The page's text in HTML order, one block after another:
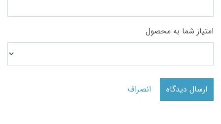
امتیاز شما به محصول
ارسال دیدگاه انصراف